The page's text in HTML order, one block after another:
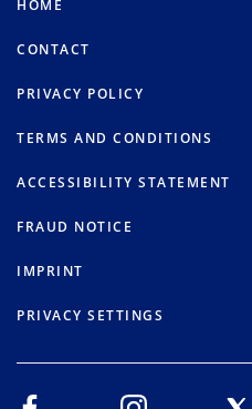
HOME
CONTACT
PRIVACY POLICY
TERMS AND CONDITIONS
ACCESSIBILITY STATEMENT
FRAUD NOTICE
IMPRINT
PRIVACY SETTINGS